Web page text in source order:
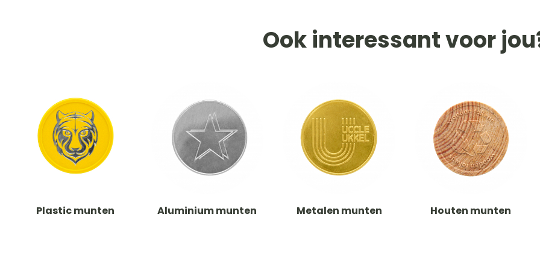
Ook interessant voor
Plastic munten Aluminium munten Metalen munten Houten munten